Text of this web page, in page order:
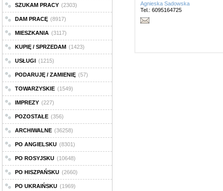
SZUKAM PRACY (2303)
DAM PRACĘ (8917)
MIESZKANIA (3117)
KUPIĘ / SPRZEDAM (1423)
USŁUGI (1215)
PODARUJĘ / ZAMIENIĘ (57)
TOWARZYSKIE (1549)
IMPREZY (227)
POZOSTAŁE (356)
ARCHIWALNE (36258)
PO ANGIELSKU (8301)
PO ROSYJSKU (10648)
PO HISZPAŃSKU (2660)
PO UKRAIŃSKU (1969)
Agnieska Sadowska
Tel.: 6095164725